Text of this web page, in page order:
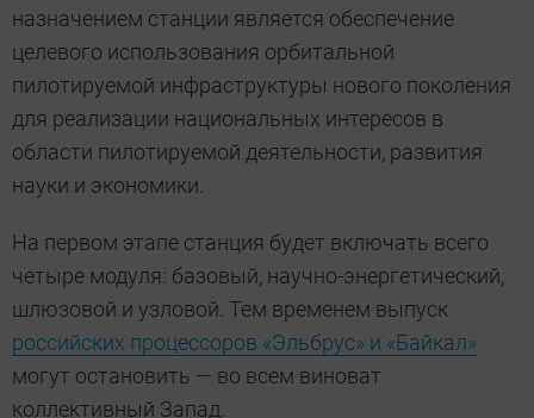
назначением станции является обеспечение
целевого использования орбитальной
пилотируемой инфраструктуры нового поколения
для реализации национальных интересов в
области пилотируемой деятельности, развития
науки и экономики.
На первом этапе станция будет включать всего
четыре модуля: базовый, научно-энергетический,
шлюзовой и узловой. Тем временем выпуск
российских процессоров «Эльбрус» и «Байкал»
могут остановить — во всем виноват
коллективный Запад.